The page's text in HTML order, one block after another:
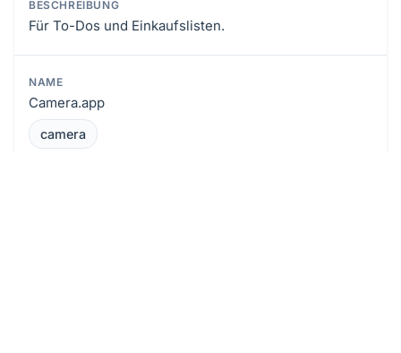
Für To-Dos und Einkaufslisten.
Camera.app
camera